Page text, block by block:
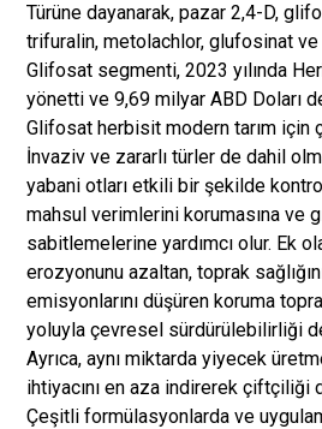
Türüne dayanarak, pazar 2,4-D,
trifuralin, metolachlor, glufosinat ve
Glifosat segmenti, 2023 yılında
yönetti ve 9,69 milyar ABD Doları
Glifosat herbisit modern tarım için
İnvaziv ve zararlı türler de dahil
yabani otları etkili bir şekilde
mahsul verimlerini korumasına ve
sabitlemelerine yardımcı olur. Ek
erozyonunu azaltan, toprak
emisyonlarını düşüren koruma
yoluyla çevresel sürdürülebilirliği
Ayrıca, aynı miktarda yiyecek
ihtiyacını en aza indirerek çiftçiliği
Çeşitli formülasyonlarda ve